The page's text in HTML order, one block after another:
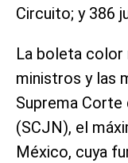
Circuito; y 386
La boleta color
ministros y las
Suprema
(SCJN), el
México, cuya